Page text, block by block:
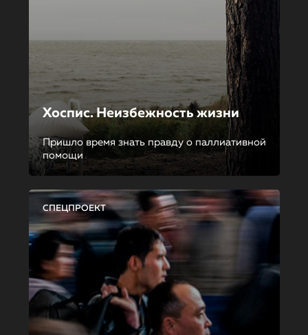
Хоспис. Неизбежность жизни
Пришло время знать правду о паллиативной
помощи
СПЕЦПРОЕКТ